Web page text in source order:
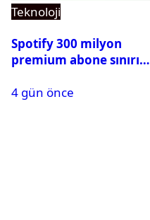
Teknoloji
Spotify 300 milyon
premium abone sınırını
4 gün önce